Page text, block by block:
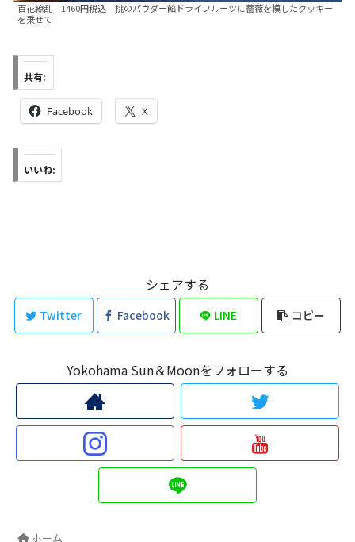
百花繚乱 1460円税込 桃のパウダー餡ドライフルーツに薔薇を模したクッキー
を乗せて
共有:
Facebook X
いいね:
シェアする
Twitter Facebook LINE コピー
Yokohama Sun＆Moonをフォローする
ホーム